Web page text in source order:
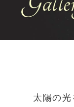
太陽の光